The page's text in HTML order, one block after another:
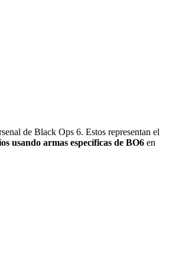
de Black Ops 6. Estos representan el
usando armas específicas de BO6 en